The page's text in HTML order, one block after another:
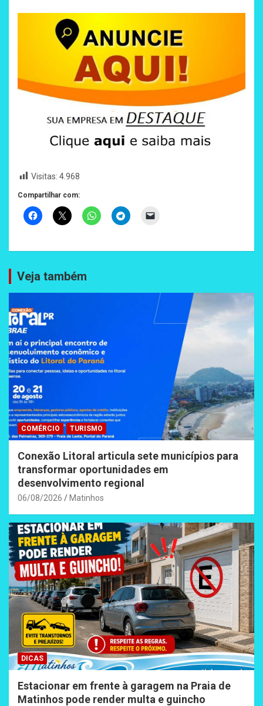
Visitas: 4.968
Compartilhar com:
Veja também
COMÉRCIO TURISMO
Conexão Litoral articula sete municípios para
transformar oportunidades em
desenvolvimento regional
06/08/2026 Matinhos
DICAS
Estacionar em frente à garagem na Praia de
Matinhos pode render multa e guincho